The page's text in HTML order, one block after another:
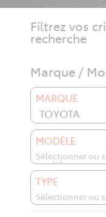
Filtrez vos
recherche
Marque /
MARQUE
MODÈLE
TYPE